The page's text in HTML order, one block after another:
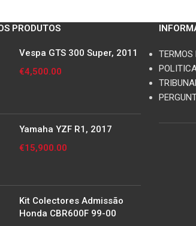
PRODUTOS
Vespa GTS 300 Super, 2011
€4,500.00
Yamaha YZF R1, 2017
€15,900.00
Kit Colectores Admissão
Honda CBR600F 99-00
TERMOS